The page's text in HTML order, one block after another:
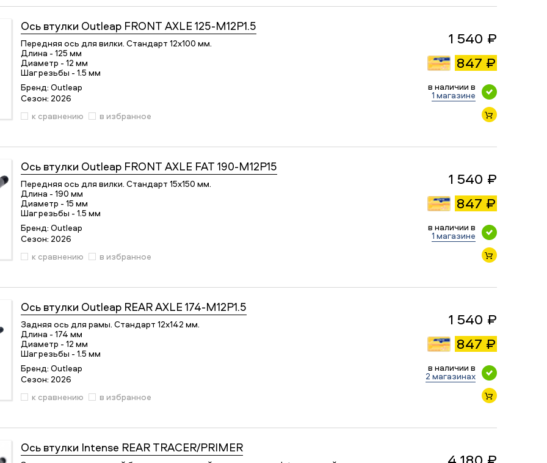
Ось втулки Outleap FRONT AXLE 125-M12P1.5
Передняя ось для вилки. Стандарт 12х100 мм.
Длина - 125 мм
Диаметр - 12 мм
Шаг резьбы - 1.5 мм
Бренд: Outleap
Сезон: 2026
1 540 ₽
847 ₽
в наличии в
1 магазине
к сравнению
в избранное
Ось втулки Outleap FRONT AXLE FAT 190-M12P15
Передняя ось для вилки. Стандарт 15х150 мм.
Длина - 190 мм
Диаметр - 15 мм
Шаг резьбы - 1.5 мм
Бренд: Outleap
Сезон: 2026
1 540 ₽
847 ₽
в наличии в
1 магазине
к сравнению
в избранное
Ось втулки Outleap REAR AXLE 174-M12P1.5
Задняя ось для рамы. Стандарт 12х142 мм.
Длина - 174 мм
Диаметр - 12 мм
Шаг резьбы - 1.5 мм
Бренд: Outleap
Сезон: 2026
1 540 ₽
847 ₽
в наличии в
2 магазинах
к сравнению
в избранное
Ось втулки Intense REAR TRACER/PRIMER